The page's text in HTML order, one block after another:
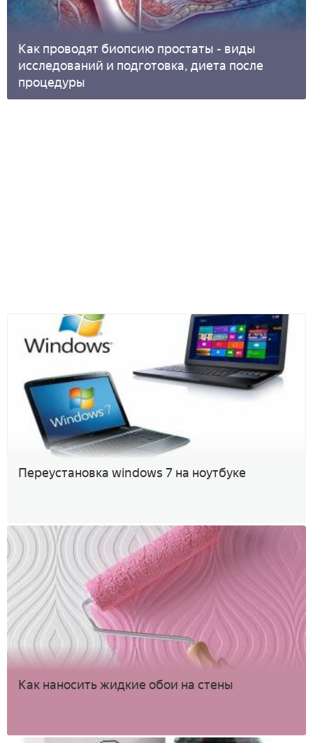
Как проводят биопсию простаты - виды
исследований и подготовка, диета после
процедуры
Переустановка windows 7 на ноутбуке
Как наносить жидкие обои на стены